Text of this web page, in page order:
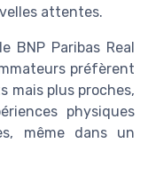
attentes.
BNP Paribas Real
préfèrent
mais plus proches,
physiques
même dans un